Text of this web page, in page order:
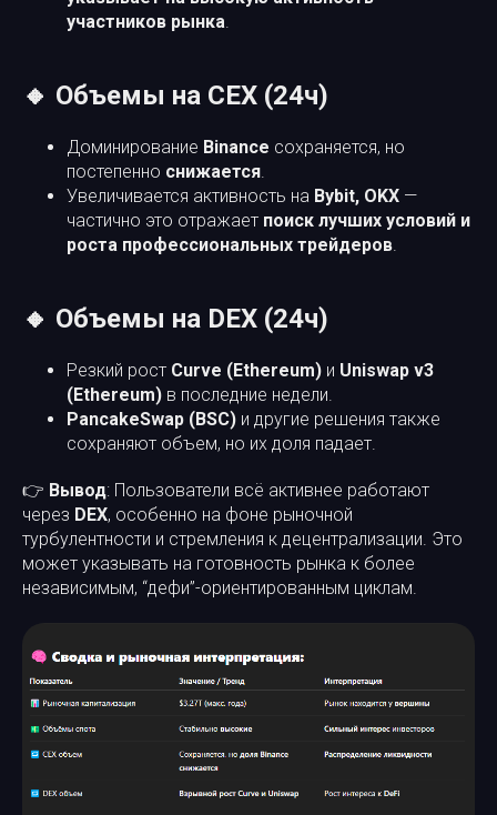
участников рынка.
🔸 Объемы на CEX (24ч)
Доминирование Binance сохраняется, но
постепенно снижается.
Увеличивается активность на Bybit, OKX —
частично это отражает поиск лучших условий и
роста профессиональных трейдеров.
🔸 Объемы на DEX (24ч)
Резкий рост Curve (Ethereum) и Uniswap v3
(Ethereum) в последние недели.
PancakeSwap (BSC) и другие решения также
сохраняют объем, но их доля падает.
👉 Вывод: Пользователи всё активнее работают
через DEX, особенно на фоне рыночной
турбулентности и стремления к децентрализации. Это
может указывать на готовность рынка к более
независимым, “дефи”-ориентированным циклам.